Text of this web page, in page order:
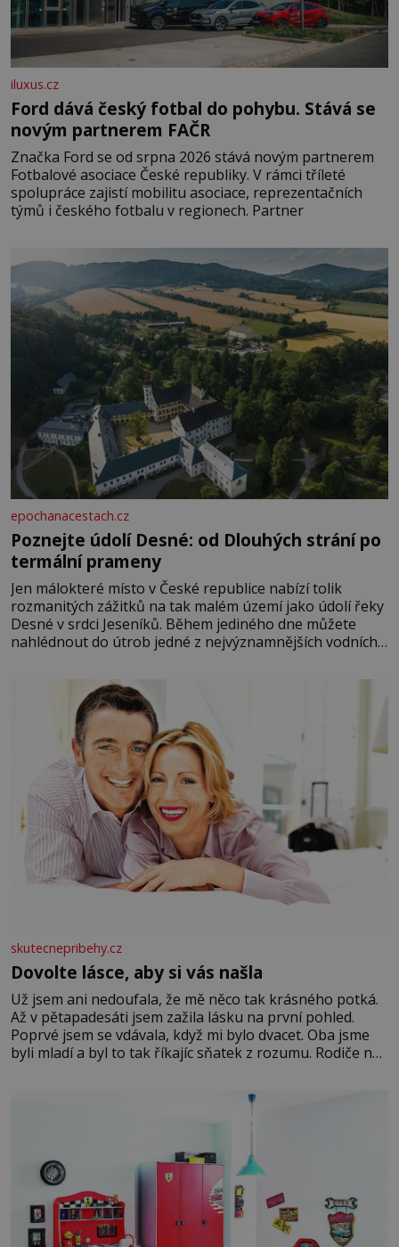
iluxus.cz
Ford dává český fotbal do pohybu. Stává se
novým partnerem FAČR
Značka Ford se od srpna 2026 stává novým partnerem
Fotbalové asociace České republiky. V rámci tříleté
spolupráce zajistí mobilitu asociace, reprezentačních
týmů i českého fotbalu v regionech. Partner
epochanacestach.cz
Poznejte údolí Desné: od Dlouhých strání po
termální prameny
Jen málokteré místo v České republice nabízí tolik
rozmanitých zážitků na tak malém území jako údolí řeky
Desné v srdci Jeseníků. Během jediného dne můžete
nahlédnout do útrob jedné z nejvýznamnějších vodních
se na koloběžce a den zakončit poznáváním památek ve
Velkých Losinách nebo v termálním
skutecnepribehy.cz
Dovolte lásce, aby si vás našla
Už jsem ani nedoufala, že mě něco tak krásného potká.
Až v pětapadesáti jsem zažila lásku na první pohled.
Poprvé jsem se vdávala, když mi bylo dvacet. Oba jsme
byli mladí a byl to tak říkajíc sňatek z rozumu. Rodiče nás